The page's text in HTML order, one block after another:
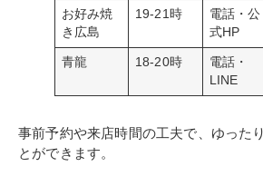
お好み焼
き広島
19-21時
電話・公
式HP
青龍 18-20時
電話・
LINE
事前予約や来店時間の工夫で、ゆった
とができます。